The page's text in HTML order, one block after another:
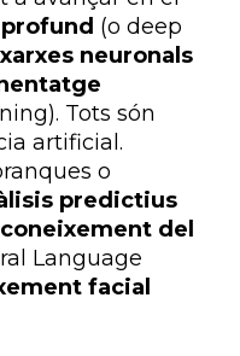
(o deep
xarxes neuronals
Tots són
artificial.
o
predictius
del
Language
facial